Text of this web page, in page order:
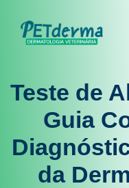
Teste de
Guia
da